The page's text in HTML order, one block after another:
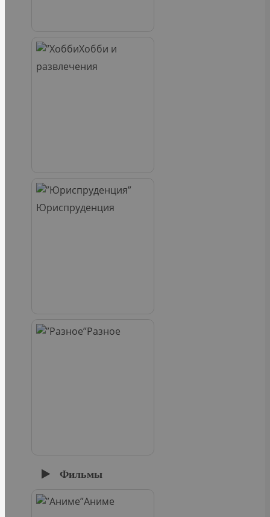
Хобби и
развлечения
Юриспруденция
Разное
Фильмы
Аниме